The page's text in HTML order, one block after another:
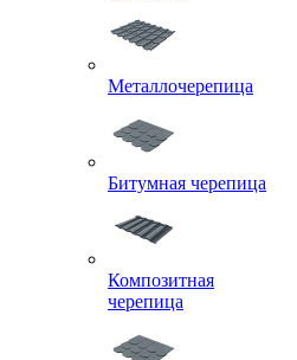
Металлочерепица
Битумная черепица
Композитная
черепица